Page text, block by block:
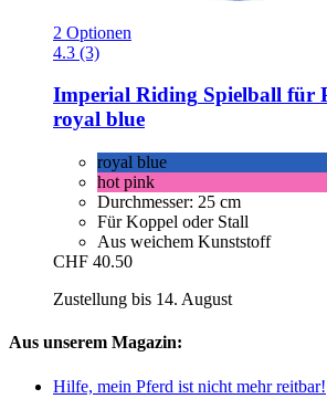
2 Optionen
4.3 (3)
Imperial Riding Spielball für
royal blue
royal blue
hot pink
Durchmesser: 25 cm
Für Koppel oder Stall
Aus weichem Kunststoff
CHF 40.50
Zustellung bis 14. August
Aus unserem Magazin:
Hilfe, mein Pferd ist nicht mehr reitbar!